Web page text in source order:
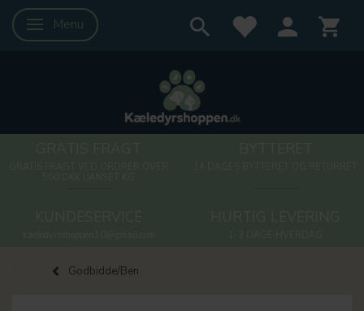
Skifte navigation
Menu
Godbidde/Ben